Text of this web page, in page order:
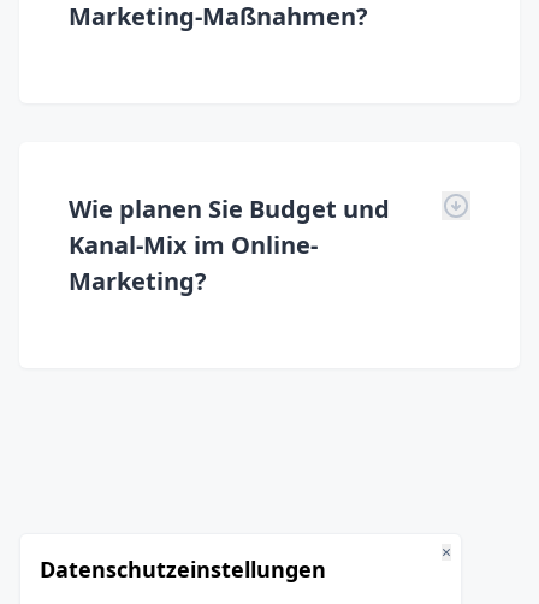
Marketing-Maßnahmen?
Wie planen Sie Budget und
Kanal-Mix im Online-
Marketing?
EHRLICH, DIREKT, OSTWESTFÄLISCH
×
Datenschutzeinstellungen